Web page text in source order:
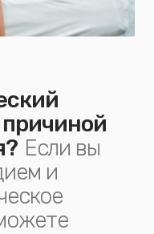
Если вы
и